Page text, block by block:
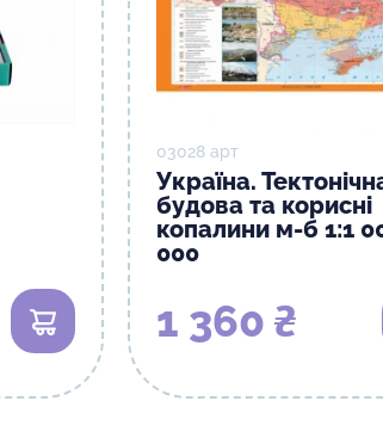
В кошик
03028 арт
Україна.
будова та корисні
копалини м-б 1:1
000
1 360 ₴